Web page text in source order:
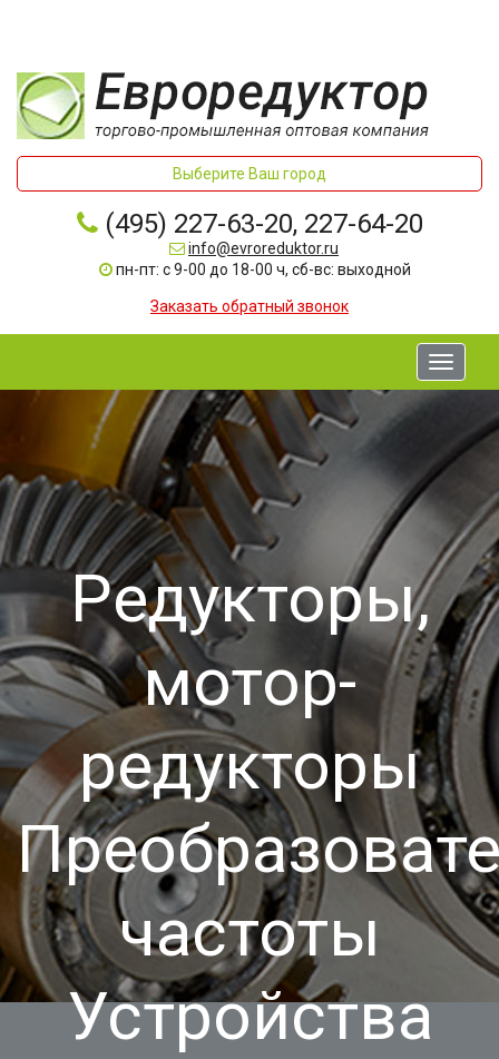
Выберите Ваш город
(495) 227-63-20, 227-64-20
info@evroreduktor.ru
пн-пт: с 9-00 до 18-00 ч, сб-вс: выходной
Заказать обратный звонок
Toggle
Редукторы,
мотор-
редукторы
частоты
Устройства